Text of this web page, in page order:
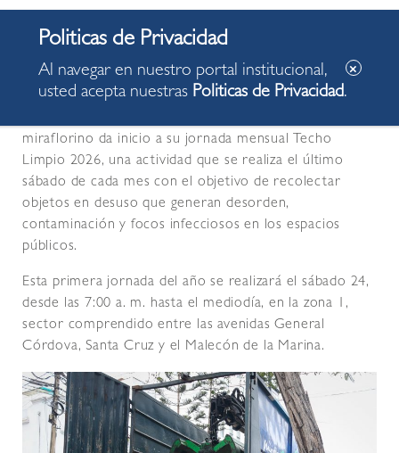
Vecinos podrán desechar objetos en desuso de
forma segura y ordenada.
miraflorino da inicio a su jornada mensual Techo
Limpio 2026, una actividad que se realiza el último
sábado de cada mes con el objetivo de recolectar
objetos en desuso que generan desorden,
contaminación y focos infecciosos en los espacios
públicos.
Esta primera jornada del año se realizará el sábado 24,
desde las 7:00 a. m. hasta el mediodía, en la zona 1,
sector comprendido entre las avenidas General
Córdova, Santa Cruz y el Malecón de la Marina.
Al navegar en nuestro portal institucional,
usted acepta nuestras Politicas de Privacidad.